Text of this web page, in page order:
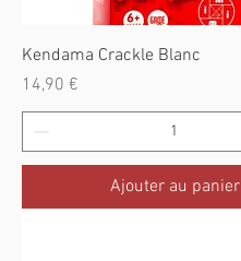
Kendama Crackle Blanc
Prix
14,90 €
Ajouter au panier